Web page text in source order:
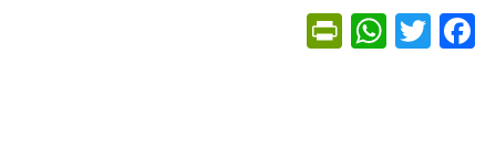
Facebook
Twitter
WhatsApp